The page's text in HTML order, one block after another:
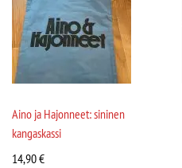
Aino ja Hajonneet: sininen
kangaskassi
14,90€